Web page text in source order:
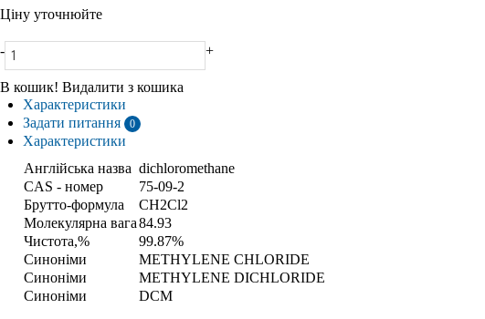
Ціну уточнюйте
- +
В кошик! Видалити з кошика
Характеристики
Задати питання
0
Характеристики
Англійська назва dichloromethane
CAS - номер
75-09-2
Брутто-формула
CH2Cl2
Молекулярна вага84.93
Чистота,%
99.87%
Синоніми
METHYLENE CHLORIDE
Синоніми
METHYLENE DICHLORIDE
Синоніми
DCM